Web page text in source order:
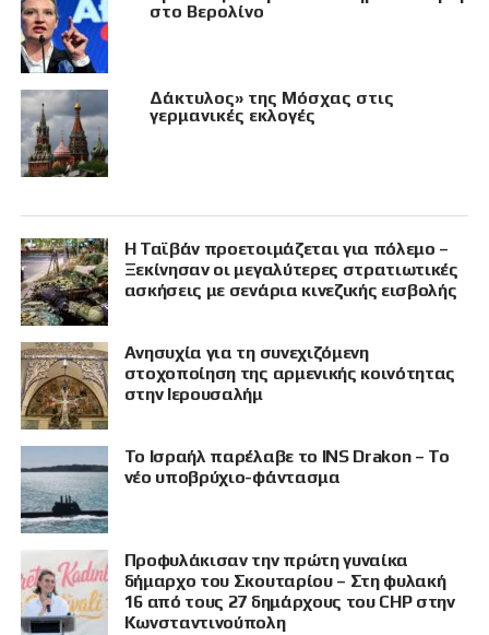
στο Βερολίνο
Δάκτυλος» της Μόσχας στις
γερμανικές εκλογές
Η Ταϊβάν προετοιμάζεται για πόλεμο –
Ξεκίνησαν οι μεγαλύτερες στρατιωτικές
ασκήσεις με σενάρια κινεζικής εισβολής
Ανησυχία για τη συνεχιζόμενη
στοχοποίηση της αρμενικής κοινότητας
στην Ιερουσαλήμ
Το Ισραήλ παρέλαβε το INS Drakon – Το
νέο υποβρύχιο-φάντασμα
Προφυλάκισαν την πρώτη γυναίκα
δήμαρχο του Σκουταρίου – Στη φυλακή
16 από τους 27 δημάρχους του CHP στην
Κωνσταντινούπολη